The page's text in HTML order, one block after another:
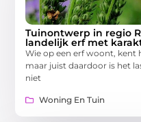
Tuinontwerp in regio
landelijk erf met
Wie op een erf woont, kent
maar juist daardoor is het
niet
Woning En Tuin